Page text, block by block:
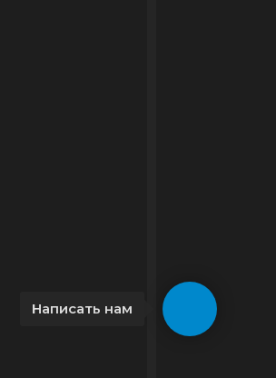
Написать нам